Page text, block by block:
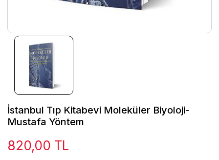
İstanbul Tıp Kitabevi Moleküler Biyoloji-
Mustafa Yöntem
820,00 TL